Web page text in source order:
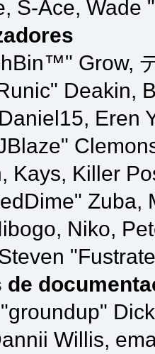
S-Ace,
Grow,
Deakin,
Eren
Kays, Killer
Zuba,
Niko,
de
Willis,